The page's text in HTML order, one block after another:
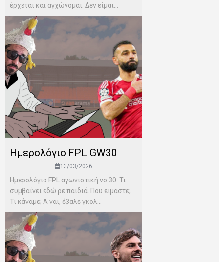
έρχεται και αγχώνομαι. Δεν είμαι...
Ημερολόγιο FPL GW30
13/03/2026
Ημερολόγιο FPL αγωνιστική νο 30. Τι
συμβαίνει εδώ ρε παιδιά; Που είμαστε;
Τι κάναμε; Α ναι, έβαλε γκολ...